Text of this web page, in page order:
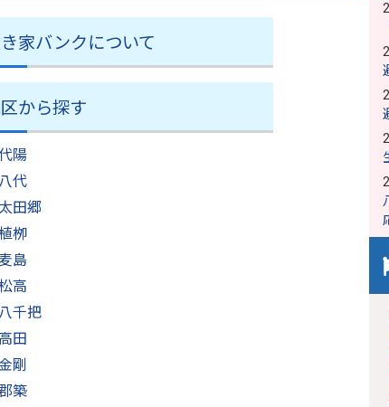
家バンクについて
から探す
陽
八代
太田郷
栁
島
高
八千把
田
剛
築